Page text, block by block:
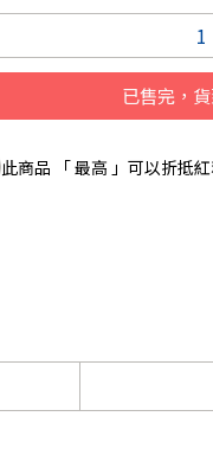
已售完，
此商品 「 最高 」可以折抵